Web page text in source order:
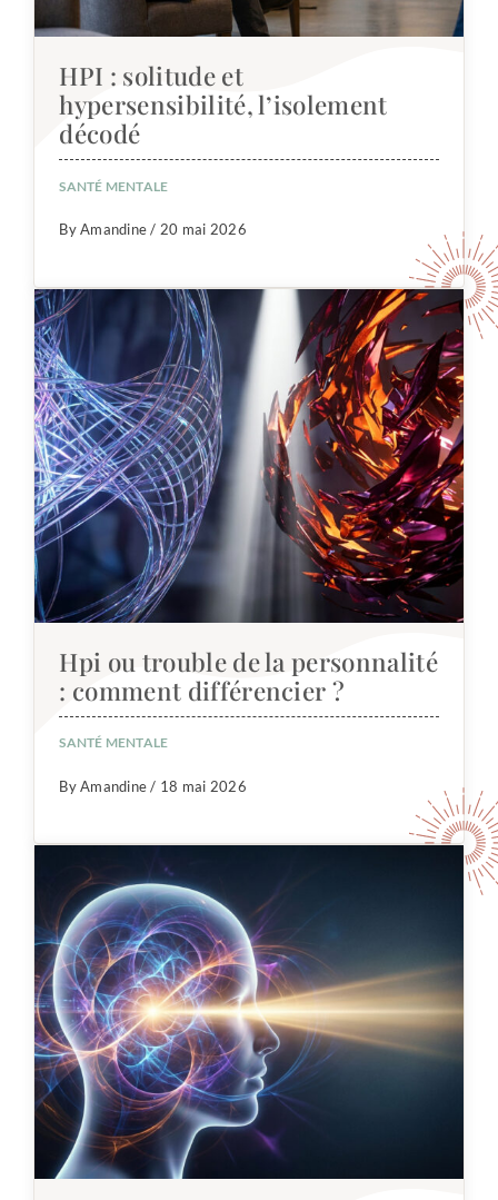
HPI : solitude et
hypersensibilité, l’isolement
décodé
SANTÉ MENTALE
By Amandine / 20 mai 2026
Hpi ou trouble de la personnalité
: comment différencier ?
SANTÉ MENTALE
By Amandine / 18 mai 2026